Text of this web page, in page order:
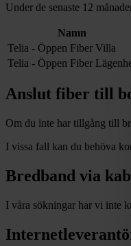
Under de senaste 12
Namn
Telia - Öppen Fiber Villa
Telia - Öppen Fiber
Anslut fiber till
Om du inte har tillgång till
I vissa fall kan du behöva
Bredband via
I våra sökningar har vi inte